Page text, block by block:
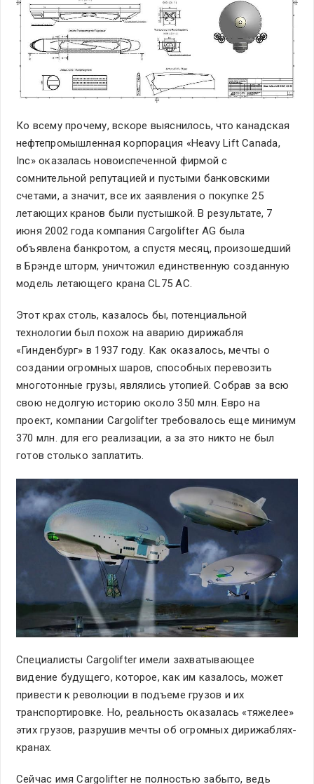
Ко всему прочему, вскоре выяснилось, что канадская
нефтепромышленная корпорация «Heavy Lift Canada,
Inc» оказалась новоиспеченной фирмой с
сомнительной репутацией и пустыми банковскими
счетами, а значит, все их заявления о покупке 25
летающих кранов были пустышкой. В результате, 7
июня 2002 года компания Cargolifter AG была
объявлена банкротом, а спустя месяц, произошедший
в Брэнде шторм, уничтожил единственную созданную
модель летающего крана CL75 АС.
Этот крах столь, казалось бы, потенциальной
технологии был похож на аварию дирижабля
«Гинденбург» в 1937 году. Как оказалось, мечты о
создании огромных шаров, способных перевозить
многотонные грузы, являлись утопией. Собрав за всю
свою недолгую историю около 350 млн. Евро на
проект, компании Cargolifter требовалось еще минимум
370 млн. для его реализации, а за это никто не был
готов столько заплатить.
Специалисты Cargolifter имели захватывающее
видение будущего, которое, как им казалось, может
привести к революции в подъеме грузов и их
транспортировке. Но, реальность оказалась «тяжелее»
этих грузов, разрушив мечты об огромных дирижаблях-
кранах.
Сейчас имя Cargolifter не полностью забыто, ведь